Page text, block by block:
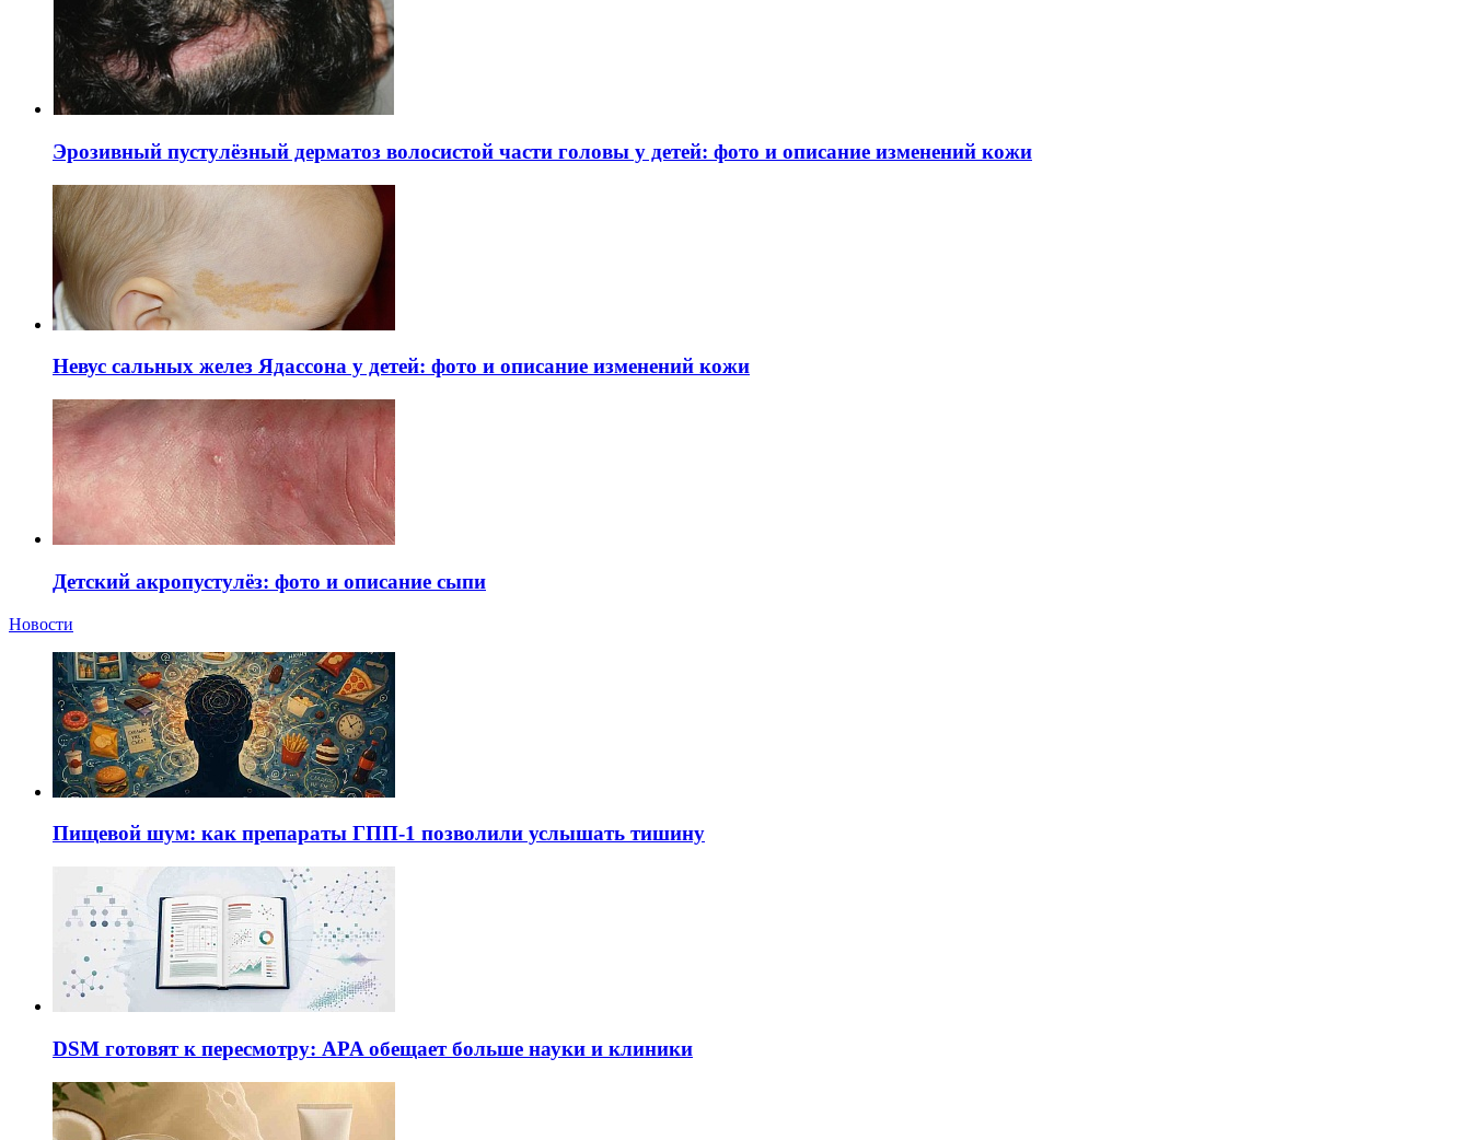
Эрозивный пустулёзный дерматоз волосистой части головы у детей: фото и описание изменений кожи
Невус сальных желез Ядассона у детей: фото и описание изменений кожи
Детский акропустулёз: фото и описание сыпи
Новости
Пищевой шум: как препараты ГПП-1 позволили услышать тишину
DSM готовят к пересмотру: APA обещает больше науки и клиники